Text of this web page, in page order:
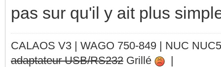
-- allume le bloc
else
pas sur qu'il y ait plus
CALAOS V3 | WAGO 750-849 | NUC
adaptateur USB/RS232 Grillé
|